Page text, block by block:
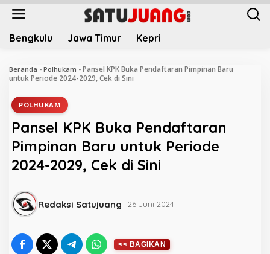
L
Bengkulu Jawa Timur Kepri
Beranda - Polhukam - Pansel KPK Buka Pendaftaran Pimpinan Baru
untuk Periode 2024-2029, Cek di Sini
POLHUKAM
Pansel KPK Buka Pendaftaran
Pimpinan Baru untuk Periode
2024-2029, Cek di Sini
Redaksi Satujuang 26 Juni 2024